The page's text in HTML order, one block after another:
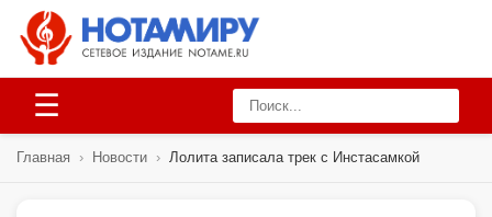
☰
Главная › Новости › Лолита записала трек с Инстасамкой